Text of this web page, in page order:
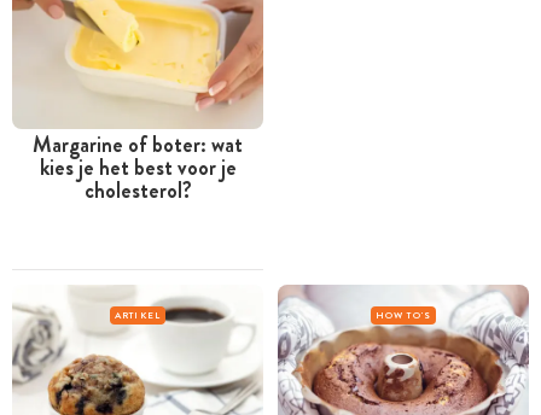
Margarine of boter: wat
kies je het best voor je
cholesterol?
ARTIKEL HOW TO'S